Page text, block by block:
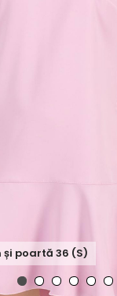
și poartă 36 (S)